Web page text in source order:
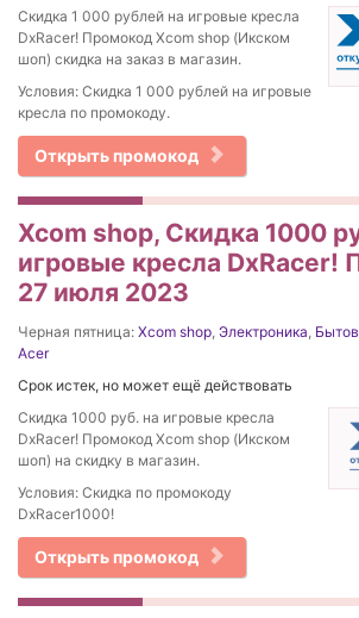
Скидка 1 000 рублей на игровые кресла
DxRacer! Промокод Xcom shop (Икском
шоп) скидка на заказ в магазин.
Условия: Скидка 1 000 рублей на игровые
кресла по промокоду.
Открыть промокод
Xcom shop, Скидка 1000
игровые кресла DxRacer!
27 июля 2023
Черная пятница: Xcom shop, Электроника,
Acer
Срок истек, но может ещё действовать
Скидка 1000 руб. на игровые кресла
DxRacer! Промокод Xcom shop (Икском
шоп) на скидку в магазин.
Условия: Скидка по промокоду
DxRacer1000!
Открыть промокод